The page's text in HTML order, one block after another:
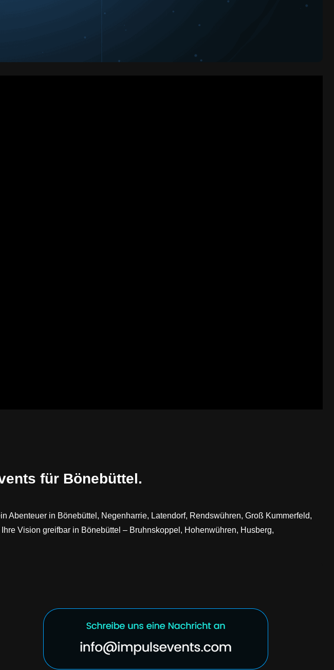
für Bönebüttel.
Abenteuer in Bönebüttel, Negenharrie, Latendorf, Rendswühren, Groß Kummerfeld,
Vision greifbar in Bönebüttel – Bruhnskoppel, Hohenwühren, Husberg,